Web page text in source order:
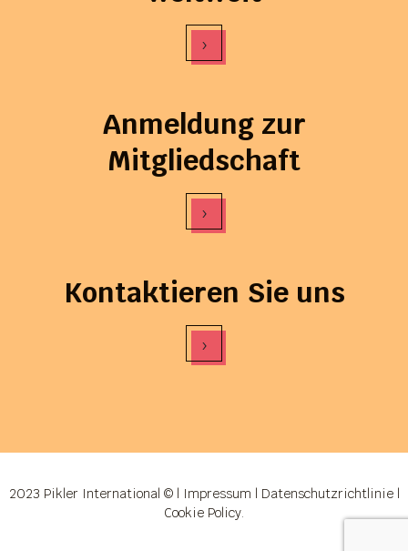
›
Anmeldung zur
Mitgliedschaft
›
Kontaktieren Sie uns
›
2023 Pikler International © | Impressum | Datenschutzrichtlinie|
Cookie Policy.